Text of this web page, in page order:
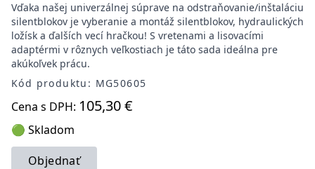
Vďaka našej univerzálnej súprave na odstraňovanie/inštaláciu
silentblokov je vyberanie a montáž silentblokov, hydraulických
ložísk a ďalších vecí hračkou! S vretenami a lisovacími
adaptérmi v rôznych veľkostiach je táto sada ideálna pre
akúkoľvek prácu.
Kód produktu: MG50605
Cena s DPH: 105,30 €
🟢 Skladom
Objednať